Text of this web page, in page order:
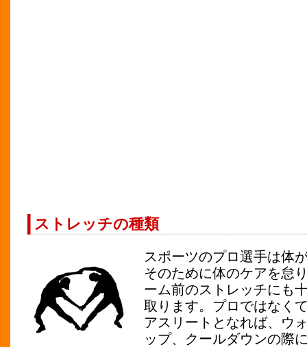
ストレッチの種類
スポーツのプロ選手は体
そのために体のケアを怠
ーム前のストレッチにも
取ります。プロではなく
アスリートとなれば、ウ
ップ、クールダウンの際